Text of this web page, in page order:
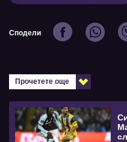
Сподели
Прочетете още